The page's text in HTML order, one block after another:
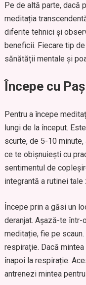
Pe de altă parte, dacă
meditația
diferite tehnici și
beneficii. Fiecare tip
sănătății mentale și
Începe cu
Pentru a începe
lungi de la început.
scurte, de 5-10
ce te obișnuiești cu
sentimentul de
integrantă a rutinei tale
Începe prin a găsi un
deranjat. Așază-te
meditație, fie pe
respirație. Dacă
înapoi la respirație.
antrenezi mintea